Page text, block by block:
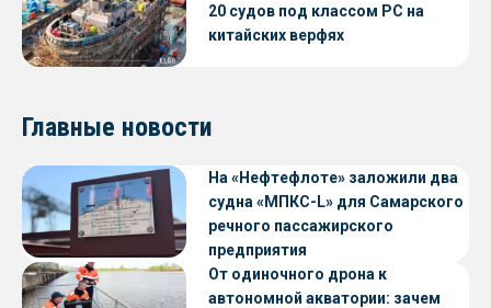
20 судов под классом РС на
китайских верфях
Главные новости
На «Нефтефлоте» заложили два
судна «МПКС-L» для Самарского
речного пассажирского
предприятия
От одиночного дрона к
автономной акватории: зачем